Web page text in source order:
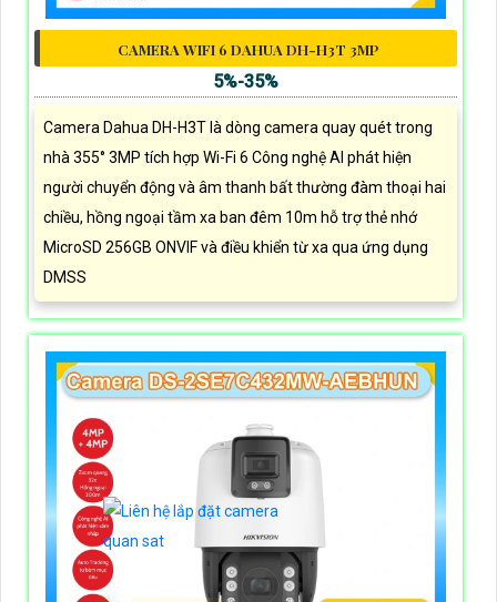
CAMERA WIFI 6 DAHUA DH-H3T 3MP
5%-35%
Camera Dahua DH-H3T là dòng camera quay quét trong
nhà 355° 3MP tích hợp Wi-Fi 6 Công nghệ AI phát hiện
người chuyển động và âm thanh bất thường đàm thoại hai
chiều, hồng ngoại tầm xa ban đêm 10m hỗ trợ thẻ nhớ
MicroSD 256GB ONVIF và điều khiển từ xa qua ứng dụng
DMSS